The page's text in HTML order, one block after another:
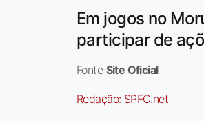
Em jogos no
participar de
Fonte Site Oficial
Redação: SPFC.net